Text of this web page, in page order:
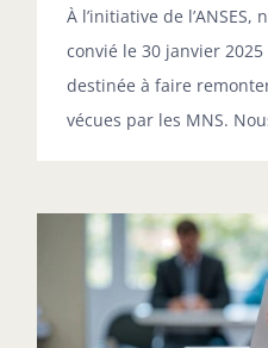
À l’initiative de
convié le 30 janvier
destinée à faire
vécues par les MNS.